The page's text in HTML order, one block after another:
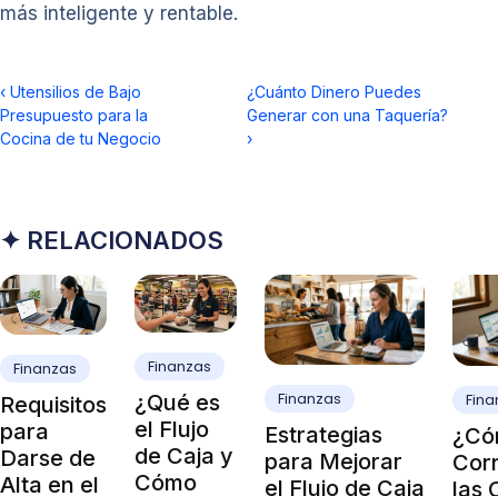
más inteligente y rentable.
‹ Utensilios de Bajo
Presupuesto para la
Cocina de tu Negocio
¿Cuánto Dinero Puedes
Generar con una Taquería?
›
✦ RELACIONADOS
Finanzas
Requisitos
para
Darse de
Alta en el
Finanzas
¿Qué es
el Flujo
de Caja y
Cómo
Finanzas
Estrategias
para Mejorar
el Flujo de Caja
las